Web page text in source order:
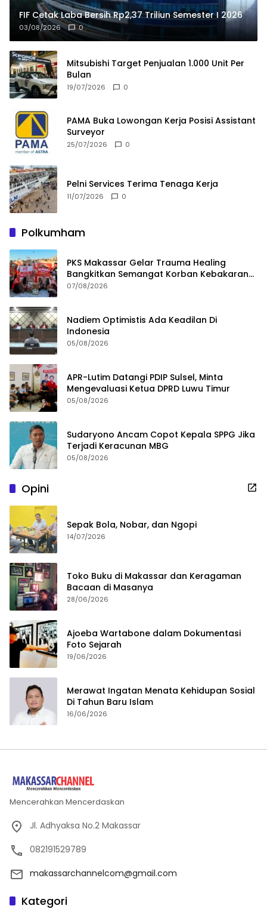
FIF Cetak Laba Bersih Rp2,37 Triliun Semester I 2026
03/08/2026 0
Mitsubishi Target Penjualan 1.000 Unit Per
Bulan
19/07/2026 0
PAMA Buka Lowongan Kerja Posisi Assistant
Surveyor
25/07/2026 0
Pelni Services Terima Tenaga Kerja
11/07/2026 0
Polkumham
PKS Makassar Gelar Trauma Healing
Bangkitkan Semangat Korban Kebakaran
Tallo
07/08/2026
Nadiem Optimistis Ada Keadilan Di
Indonesia
05/08/2026
APR-Lutim Datangi PDIP Sulsel, Minta
Mengevaluasi Ketua DPRD Luwu Timur
05/08/2026
Sudaryono Ancam Copot Kepala SPPG Jika
Terjadi Keracunan MBG
05/08/2026
Opini
Sepak Bola, Nobar, dan Ngopi
14/07/2026
Toko Buku di Makassar dan Keragaman
Bacaan di Masanya
28/06/2026
Ajoeba Wartabone dalam Dokumentasi
Foto Sejarah
19/06/2026
Merawat Ingatan Menata Kehidupan Sosial
Di Tahun Baru Islam
16/06/2026
Mencerahkan Mencerdaskan
Jl. Adhyaksa No.2 Makassar
082191529789
makassarchannelcom@gmail.com
Kategori